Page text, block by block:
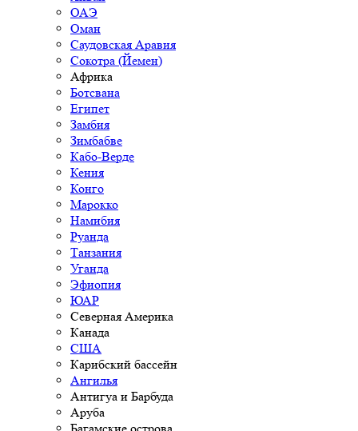
ОАЭ
Оман
Саудовская Аравия
Сокотра (Йемен)
Африка
Ботсвана
Египет
Замбия
Зимбабве
Кабо-Верде
Кения
Конго
Марокко
Намибия
Руанда
Танзания
Уганда
Эфиопия
ЮАР
Северная Америка
Канада
США
Карибский бассейн
Ангилья
Антигуа и Барбуда
Аруба